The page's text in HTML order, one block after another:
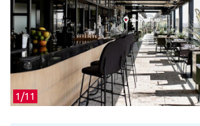
1/11